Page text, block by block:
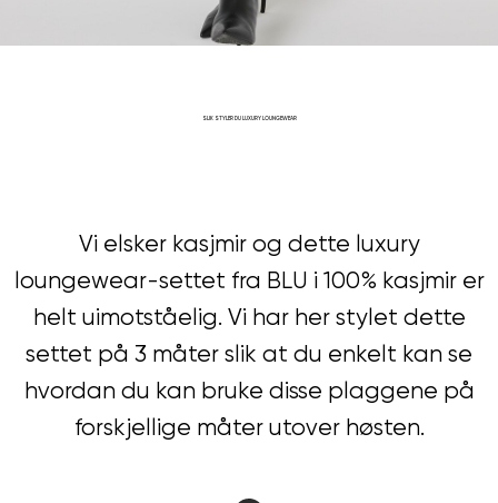
SLIK STYLER DU LUXURY LOUNGEWEAR
Vi elsker kasjmir og dette luxury
loungewear-settet fra BLU i 100% kasjmir er
helt uimotståelig. Vi har her stylet dette
settet på 3 måter slik at du enkelt kan se
hvordan du kan bruke disse plaggene på
forskjellige måter utover høsten.